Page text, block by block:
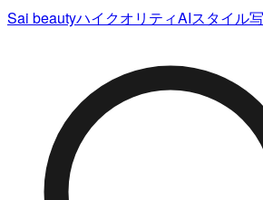
Sai beautyハイクオリティAIスタイル